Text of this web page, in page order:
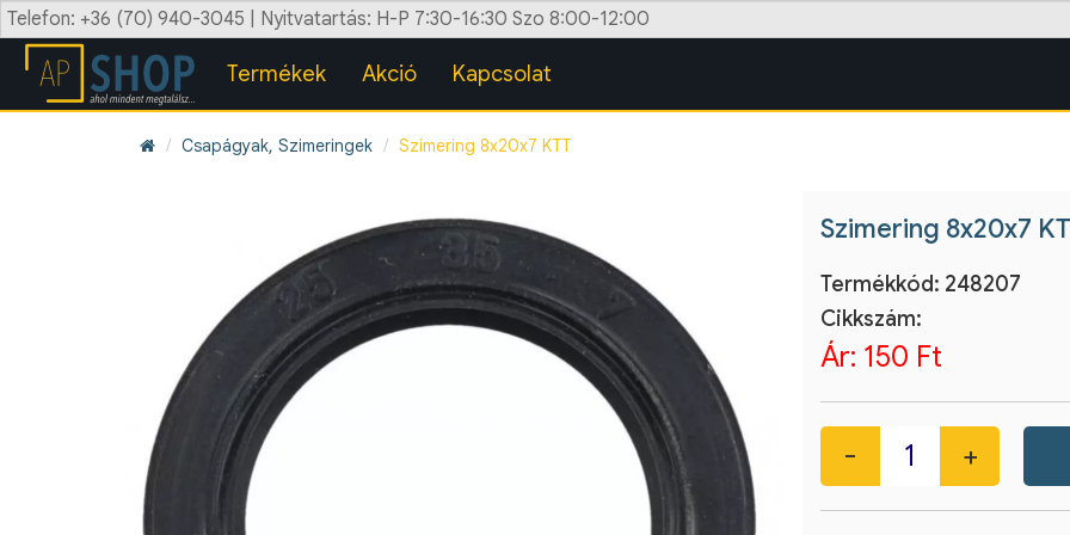
Telefon: +36 (70) 940-3045 | Nyitvatartás: H-P 7:30-16:30 Szo 8:00-12:00
Termékek Akció Kapcsolat
Csapágyak, Szimeringek Szimering 8x20x7 KTT
Szimering 8x20x7
Termékkód: 248207
Cikkszám:
Ár: 150 Ft